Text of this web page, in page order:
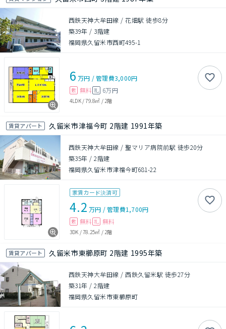
西鉄天神大牟田線 / 花畑駅 徒歩8分
築39年 / 3階建
福岡県久留米市西町495-1
6 万円 /管理費3,000円
敷 無料 礼 6万円
4LDK/79.8㎡ / 2階
賃貸アパート 久留米市津福今町 2階建 1991年築
西鉄天神大牟田線 / 聖マリア病院前駅 徒歩20分
築35年 /2階建
福岡県久留米市津福今町681-22
家賃カード決済可
4.2 万円 /管理費1,700円
敷 無料 礼 無料
3DK /78.25㎡ /2階
賃貸アパート 久留米市東櫛原町 2階建 1995年築
西鉄天神大牟田線 / 西鉄久留米駅 徒歩27分
築31年 /2階建
福岡県久留米市東櫛原町